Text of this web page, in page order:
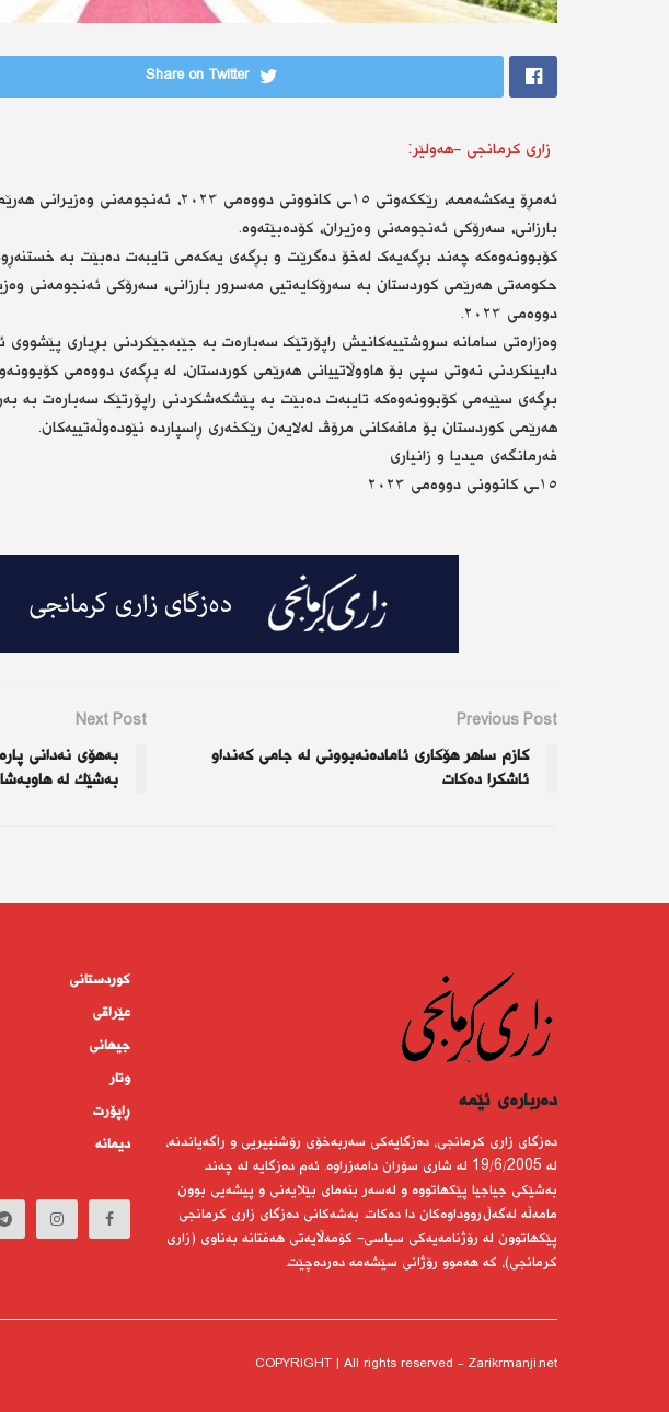
Share on Twitter
زاری كرمانجی -هەولێر:
ئەمڕۆ یەکشەممە، رێککەوتی ١٥ـی کانوونی
بارزانی، سەرۆکی ئەنجومەنی وەزیران، کۆدەبێتەوە.
کۆبوونەوەکە چەند بڕگەیەک لەخۆ دەگرێت و بڕگەی یەکەمی تایبەت دەبێت بە
دووەمی ٢٠٢٣.
وەزارەتی سامانە سروشتییەکانیش راپۆرتێک سەبارەت بە جێبەجێکردنی بڕیاری پێشووی
دابینکردنی نەوتی سپی بۆ هاووڵاتییانی هەرێمی کوردستان، لە بڕگەی دووەمی
بڕگەی سێیەمی کۆبوونەوەکە تایبەت دەبێت بە پێشکەشکردنی راپۆرتێک سەبارەت بە
هەرێمی کوردستان بۆ مافەکانی مرۆڤ لەلایەن رێکخەری ڕاسپاردە نێودەوڵەتییەکان.
فەرمانگەی میدیا و زانیاری
١٥ـی کانوونی دووەمی ٢٠٢٣
Previous Post
کازم ساهر هۆکاری ئامادەنەبوونی لە جامی کەنداو
ئاشکرا دەکات
Next Post
بەهۆی نەدانی
بەشێك لە
دەربارەى ئێمە
دەزگای زاری كرمانجی، دەزگایەكی سەربەخۆی رۆشنبیریی و راگەیاندنە،
لە 19/6/2005 لە شاری سۆران دامەزراوە. ئەم دەزگایە لە چەند
بەشێكی جیاجیا پێكهاتووە و لەسەر بنەمای بێلایەنی و پیشەیی بوون
مامەڵە لەگەڵ رووداوەكان دا دەكات. بەشەكانی دەزگای زاری كرمانجی
پێكهاتوون لە رۆژنامەیەكی سیاسی- كۆمەڵایەتی هەفتانە بەناوی (زاری
كرمانجی)، كە هەموو رۆژانی سێشەمە دەردەچێت.
کوردستانى
عێراقی
جیهانى
وتار
ڕاپۆرت
دیمانە
COPYRIGHT | All rights reserved - Zarikrmanji.net